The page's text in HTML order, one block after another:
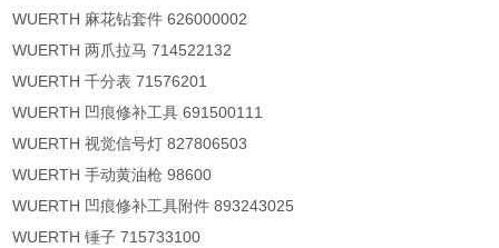
WUERTH 麻花钻套件 626000002
WUERTH 两爪拉马 714522132
WUERTH 千分表 71576201
WUERTH 凹痕修补工具 691500111
WUERTH 视觉信号灯 827806503
WUERTH 手动黄油枪 98600
WUERTH 凹痕修补工具附件 893243025
WUERTH 锤子 715733100